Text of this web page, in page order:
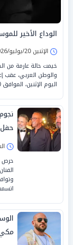
الوداع الأخير
الإثنين 20/يوليو/2026 - 02:59 م
خيمت حالة عارمة من
والوطن العربي، عقب
اليوم الإثنين، الموافق 20 يوليو 2026.
حرص
مكي